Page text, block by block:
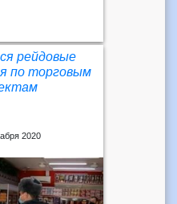
рейдовые
по торговым
2020